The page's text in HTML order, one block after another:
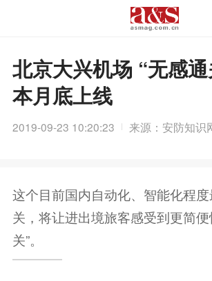
北京大兴机场 “无感
本月底上线
2019-09-23 10:20:23 来源：安防知识
这个目前国内自动化、智能化程
关，将让进出境旅客感受到更简便
关”。